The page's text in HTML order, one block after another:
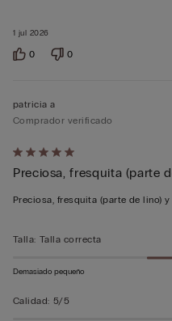
1 jul 2026
0 0
Calificación
de
5
5
patricia a
Comprador verificado
Preciosa, fresquita (parte
Preciosa, fresquita (parte de lino)
Talla: Talla correcta
Demasiado pequeño
Calidad: 5/5